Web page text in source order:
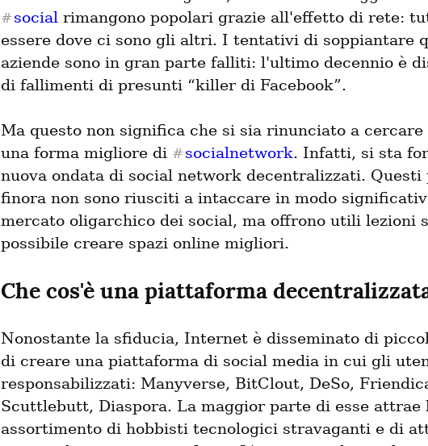
# social rimangono popolari grazie all'effetto di rete:
essere dove ci sono gli altri. I tentativi di soppiantare
aziende sono in gran parte falliti: l'ultimo decennio è
di fallimenti di presunti “killer di Facebook”.
Ma questo non significa che si sia rinunciato a
una forma migliore di # socialnetwork. Infatti, si sta
nuova ondata di social network decentralizzati.
finora non sono riusciti a intaccare in modo
mercato oligarchico dei social, ma offrono utili lezioni
possibile creare spazi online migliori.
Che cos'è una piattaforma
Nonostante la sfiducia, Internet è disseminato di
di creare una piattaforma di social media in cui gli
responsabilizzati: Manyverse, BitClout, DeSo,
Scuttlebutt, Diaspora. La maggior parte di esse attrae
assortimento di hobbisti tecnologici stravaganti e di